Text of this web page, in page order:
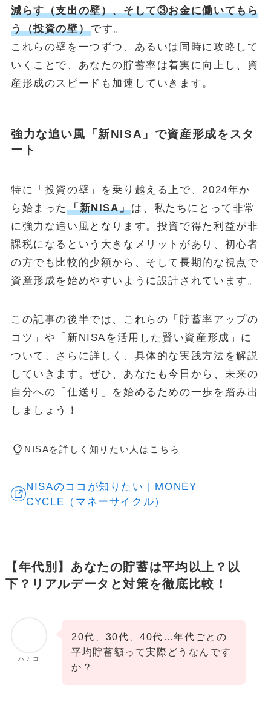
減らす（支出の壁）、そして③お金に働いてもら
う（投資の壁）です。
これらの壁を一つずつ、あるいは同時に攻略して
いくことで、あなたの貯蓄率は着実に向上し、資
産形成のスピードも加速していきます。
強力な追い風「新NISA」で資産形成をスタ
ート
特に「投資の壁」を乗り越える上で、2024年か
ら始まった 「新NISA」は、私たちにとって非常
に強力な追い風となります。投資で得た利益が非
課税になるという大きなメリットがあり、初心者
の方でも比較的少額から、そして長期的な視点で
資産形成を始めやすいように設計されています。
この記事の後半では、これらの「貯蓄率アップの
コツ」や「新NISAを活用した賢い資産形成」に
ついて、さらに詳しく、具体的な実践方法を解説
していきます。ぜひ、あなたも今日から、未来の
自分への「仕送り」を始めるための一歩を踏み出
しましょう！
NISAを詳しく知りたい人はこちら
NISAのココが知りたい | MONEY
CYCLE（マネーサイクル）
【年代別】あなたの貯蓄は平均以上？以
下？リアルデータと対策を徹底比較！
ハナコ
20代、30代、40代…年代ごとの
平均貯蓄額って実際どうなんです
か？